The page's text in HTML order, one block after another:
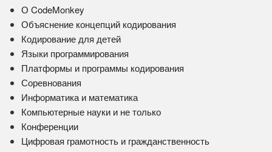
О CodeMonkey
Объяснение концепций кодирования
Кодирование для детей
Языки программирования
Платформы и программы кодирования
Соревнования
Информатика и математика
Компьютерные науки и не только
Конференции
Цифровая грамотность и гражданственность